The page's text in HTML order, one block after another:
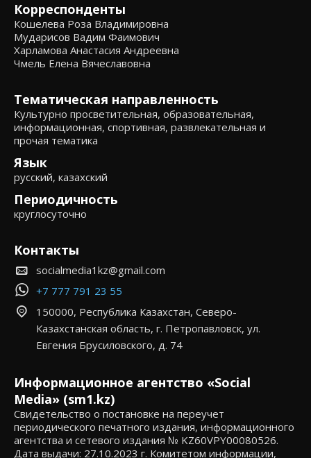
Корреспонденты
Кошелева Роза Владимировна
Мударисов Вадим Фаимович
Харламова Анастасия Андреевна
Чмель Елена Вячеславовна
Тематическая направленность
Культурно просветительная, образовательная,
информационная, спортивная, развлекательная и
прочая тематика
Язык
русский, казахский
Периодичность
круглосуточно
Контакты
socialmedia1kz@gmail.com
+7 777 791 23 55
150000, Республика Казахстан, Северо-
Казахстанская область, г. Петропавловск, ул.
Евгения Брусиловского, д. 74
Информационное агентство «Social
Media» (sm1.kz)
Свидетельство о постановке на переучет
периодического печатного издания, информационного
агентства и сетевого издания № KZ60VPY00080526.
Дата выдачи: 27.10.2023 г. Комитетом информации,